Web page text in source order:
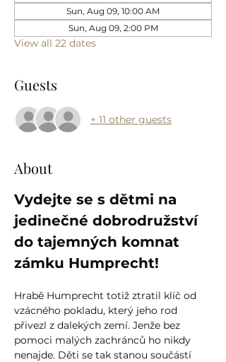
Sun, Aug 09, 10:00 AM
Sun, Aug 09, 2:00 PM
View all 22 dates
Guests
+ 11 other guests
About
Vydejte se s dětmi na
jedinečné dobrodružství
do tajemných komnat
zámku Humprecht!
Hrabě Humprecht totiž ztratil klíč od
vzácného pokladu, který jeho rod
přivezl z dalekých zemí. Jenže bez
pomoci malých zachránců ho nikdy
nenajde. Děti se tak stanou součástí